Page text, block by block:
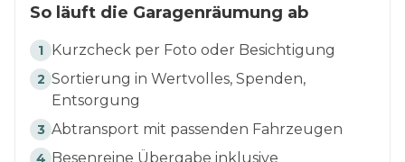
So läuft die Garagenräumung ab
1 Kurzcheck per Foto oder Besichtigung
2 Sortierung in Wertvolles, Spenden,
Entsorgung
3 Abtransport mit passenden Fahrzeugen
4 Besenreine Übergabe inklusive